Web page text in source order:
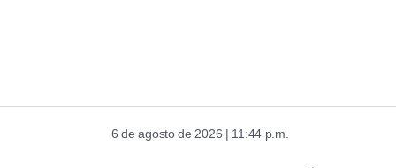
6 de agosto de 2026 | 11:44 p.m.